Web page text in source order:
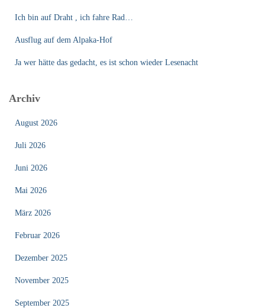
Ich bin auf Draht , ich fahre Rad…
Ausflug auf dem Alpaka-Hof
Ja wer hätte das gedacht, es ist schon wieder Lesenacht
Archiv
August 2026
Juli 2026
Juni 2026
Mai 2026
März 2026
Februar 2026
Dezember 2025
November 2025
September 2025